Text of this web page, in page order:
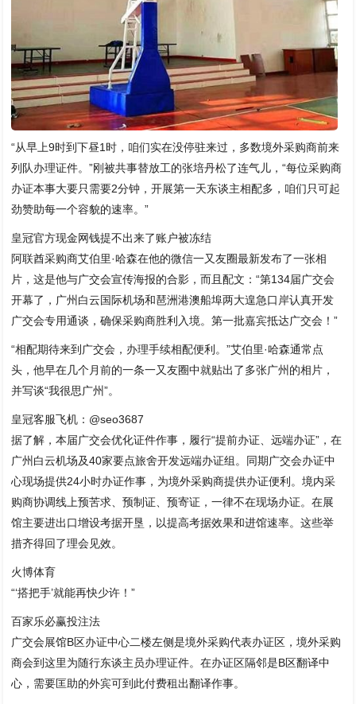
“从早上9时到下昼1时，咱们实在没停驻来过，多数境外采购商前来
列队办理证件。”刚被共事替放工的张培丹松了连气儿，“每位采购商
办证本事大要只需要2分钟，开展第一天东谈主相配多，咱们只可起
劲赞助每一个容貌的速率。”
皇冠官方现金网钱提不出来了账户被冻结
阿联酋采购商艾伯里·哈森在他的微信一又友圈最新发布了一张相
片，这是他与广交会宣传海报的合影，而且配文：“第134届广交会
开幕了，广州白云国际机场和琶洲港澳船埠两大遑急口岸认真开发
广交会专用通谈，确保采购商胜利入境。第一批嘉宾抵达广交会！”
“相配期待来到广交会，办理手续相配便利。”艾伯里·哈森通常点
头，他早在几个月前的一条一又友圈中就贴出了多张广州的相片，
并写谈“我很思广州”。
皇冠客服飞机：@seo3687
据了解，本届广交会优化证件作事，履行“提前办证、远端办证”，在
广州白云机场及40家要点旅舍开发远端办证组。同期广交会办证中
心现场提供24小时办证作事，为境外采购商提供办证便利。境内采
购商协调线上预苦求、预制证、预寄证，一律不在现场办证。在展
馆主要进出口增设考据开垦，以提高考据效果和进馆速率。这些举
措齐得回了理会见效。
火博体育
“‘搭把手’就能再快少许！”
百家乐必赢投注法
广交会展馆B区办证中心二楼左侧是境外采购代表办证区，境外采购
商会到这里为随行东谈主员办理证件。在办证区隔邻是B区翻译中
心，需要匡助的外宾可到此付费租出翻译作事。